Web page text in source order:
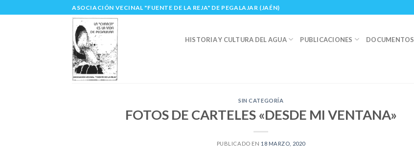
ASOCIACIÓN VECINAL "FUENTE DE LA REJA" DE PEGALAJAR (JAÉN)
HISTORIA Y CULTURA DEL AGUA PUBLICACIONES DOCUMENTOS
SIN CATEGORÍA
FOTOS DE CARTELES «DESDE MI VENTANA»
PUBLICADO EN 18 MARZO, 2020